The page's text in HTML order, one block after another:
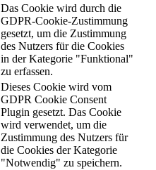
Das Cookie wird durch die
GDPR-Cookie-Zustimmung
gesetzt, um die Zustimmung
des Nutzers für die Cookies
in der Kategorie "Funktional"
zu erfassen.
Dieses Cookie wird vom
GDPR Cookie Consent
Plugin gesetzt. Das Cookie
wird verwendet, um die
Zustimmung des Nutzers für
die Cookies der Kategorie
"Notwendig" zu speichern.